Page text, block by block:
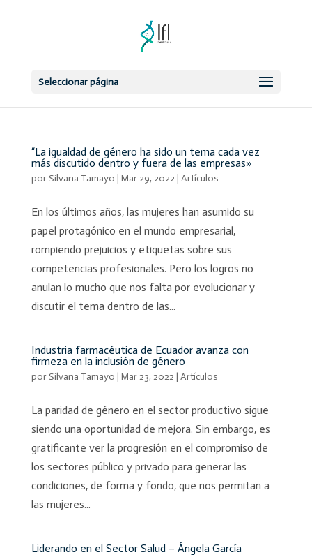
Seleccionar página
“La igualdad de género ha sido un tema cada vez
más discutido dentro y fuera de las empresas»
por Silvana Tamayo | Mar 29, 2022 | Artículos
En los últimos años, las mujeres han asumido su
papel protagónico en el mundo empresarial,
rompiendo prejuicios y etiquetas sobre sus
competencias profesionales. Pero los logros no
anulan lo mucho que nos falta por evolucionar y
discutir el tema dentro de las...
Industria farmacéutica de Ecuador avanza con
firmeza en la inclusión de género
por Silvana Tamayo | Mar 23, 2022 | Artículos
La paridad de género en el sector productivo sigue
siendo una oportunidad de mejora. Sin embargo, es
gratificante ver la progresión en el compromiso de
los sectores público y privado para generar las
condiciones, de forma y fondo, que nos permitan a
las mujeres...
Liderando en el Sector Salud – Ángela García